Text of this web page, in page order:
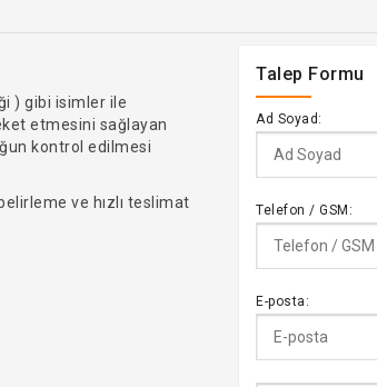
) gibi isimler ile
etmesini sağlayan
kontrol edilmesi
ve hızlı teslimat
Talep Formu
Ad Soyad:
Telefon / GSM:
E-posta: